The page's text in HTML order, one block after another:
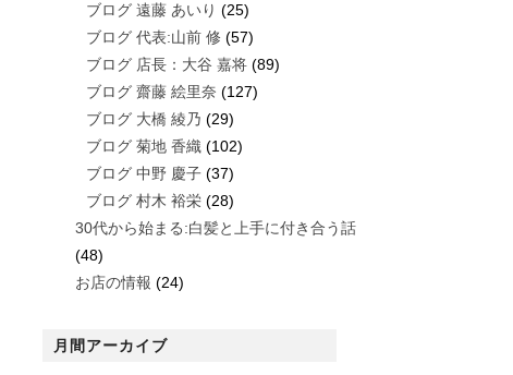
ブログ 遠藤 あいり (25)
ブログ 代表:山前 修 (57)
ブログ 店長：大谷 嘉将 (89)
ブログ 齋藤 絵里奈 (127)
ブログ 大橋 綾乃 (29)
ブログ 菊地 香織 (102)
ブログ 中野 慶子 (37)
ブログ 村木 裕栄 (28)
30代から始まる:白髪と上手に付き合う話
(48)
お店の情報 (24)
月間アーカイブ